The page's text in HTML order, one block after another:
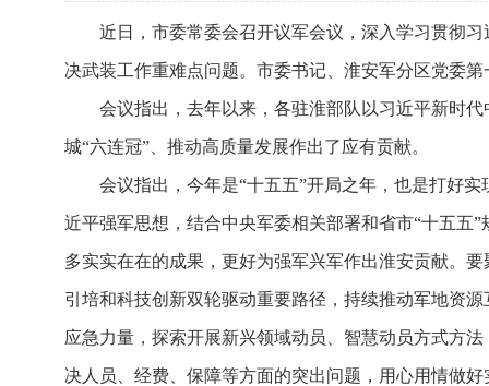
近日，市委常委会召开议军会议，深入学习贯彻
决武装工作重难点问题。市委书记、淮安军分区党委
会议指出，去年以来，各驻淮部队以习近平新时
城“六连冠”、推动高质量发展作出了应有贡献。
会议指出，今年是“十五五”开局之年，也是打好
近平强军思想，结合中央军委相关部署和省市“十五五
多实实在在的成果，更好为强军兴军作出淮安贡献。
引培和科技创新双轮驱动重要路径，持续推动军地资
应急力量，探索开展新兴领域动员、智慧动员方式方
决人员、经费、保障等方面的突出问题，用心用情做